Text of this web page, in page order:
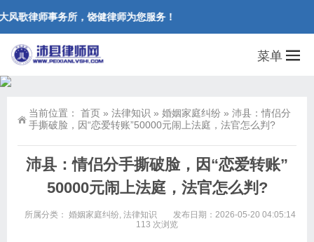
风歌律师事务所，饶健律师为您服务！
菜单
当前位置： 首页 » 法律知识 » 婚姻家庭纠纷 » 沛县：情侣分
手撕破脸，因“恋爱转账”50000元闹上法庭，法官怎么判?
沛县：情侣分手撕破脸，因“恋爱转账”
50000元闹上法庭，法官怎么判?
所属分类： 婚姻家庭纠纷, 法律知识
发布日期：2026-05-20 04:05:14
113 次浏览